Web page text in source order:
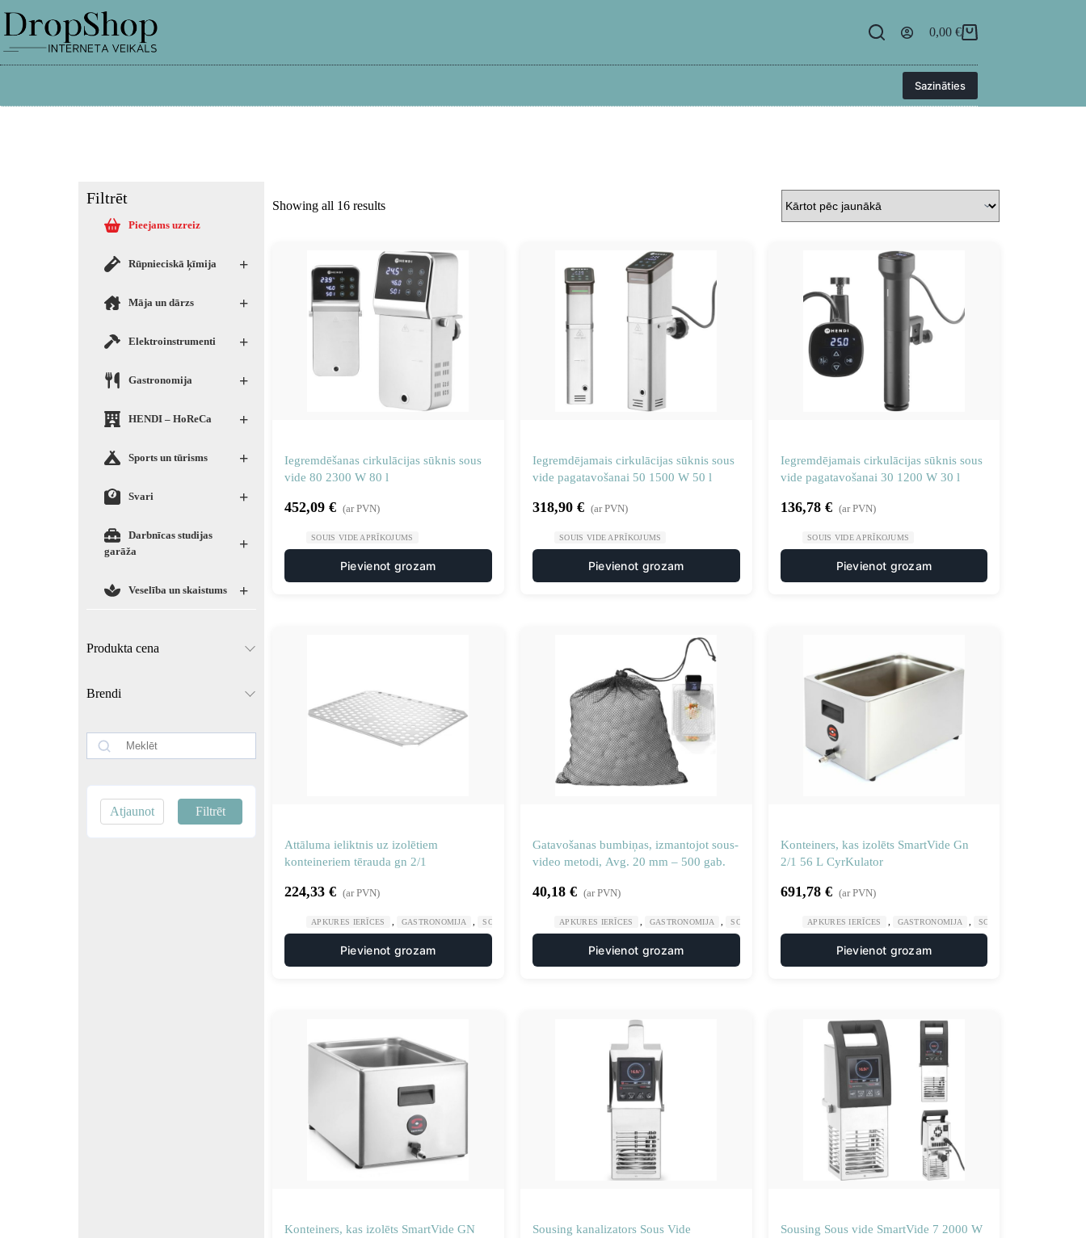
0,00 €
Sazināties
Filtrēt
Pieejams uzreiz
+
Rūpnieciskā ķīmija
+
Māja un dārzs
+
Elektroinstrumenti
+
Gastronomija
+
HENDI – HoReCa
+
Sports un tūrisms
+
Svari
+
Darbnīcas studijas
garāža
+
Veselība un skaistums
Produkta cena
Brendi
Filtrēt
Atjaunot
Showing all 16 results
Iegremdēšanas cirkulācijas sūknis sous
vide 80 2300 W 80 l
452,09 € (ar PVN)
SOUIS VIDE APRĪKOJUMS
Pievienot grozam
Iegremdējamais cirkulācijas sūknis sous
vide pagatavošanai 50 1500 W 50 l
318,90 € (ar PVN)
SOUIS VIDE APRĪKOJUMS
Pievienot grozam
Iegremdējamais cirkulācijas sūknis sous
vide pagatavošanai 30 1200 W 30 l
136,78 € (ar PVN)
SOUIS VIDE APRĪKOJUMS
Pievienot grozam
Attāluma ieliktnis uz izolētiem
konteineriem tērauda gn 2/1
224,33 € (ar PVN)
APKURES IERĪCES GASTRONOMIJA SOUIS VIDE APRĪKOJUMS , VIRTUVE
Pievienot grozam
Gatavošanas bumbiņas, izmantojot sous-
video metodi, Avg. 20 mm – 500 gab.
40,18 € (ar PVN)
APKURES IERĪCES GASTRONOMIJA SOUIS VIDE APRĪKOJUMS , VIRTUVE
Pievienot grozam
Konteiners, kas izolēts SmartVide Gn
2/1 56 L CyrKulator
691,78 € (ar PVN)
APKURES IERĪCES GASTRONOMIJA SOUIS VIDE APRĪKOJUMS
Pievienot grozam
Konteiners, kas izolēts SmartVide GN
Sousing kanalizators Sous Vide
Sousing Sous vide SmartVide 7 2000 W